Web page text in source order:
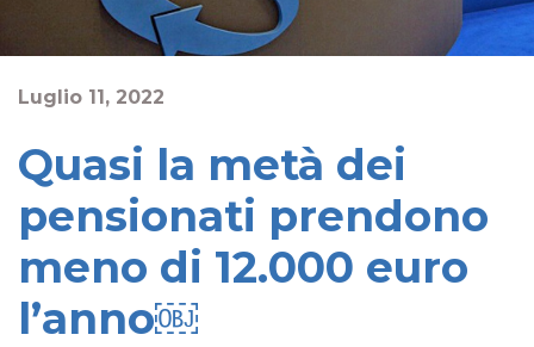
Luglio 11, 2022
Quasi la metà dei
pensionati prendono
meno di 12.000 euro
l’anno￼